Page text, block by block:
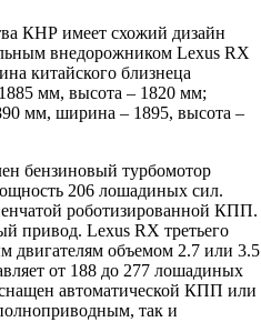
КНР имеет схожий дизайн
внедорожником Lexus RX
китайского близнеца
мм, высота – 1820 мм;
мм, ширина – 1895, высота –
бензиновый турбомотор
206 лошадиных сил.
роботизированной КПП.
привод. Lexus RX третьего
двигателям объемом 2.7 или 3.5
от 188 до 277 лошадиных
автоматической КПП или
так и